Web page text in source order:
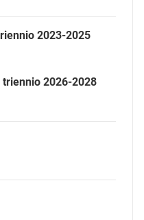
2023-2025
2026-2028